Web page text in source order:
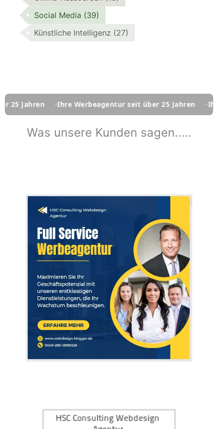
Social Media (39)
Künstliche Intelligenz (27)
Werbeagentur seit über 25 Jahren Ihre Werbeagentur
Was unsere Kunden sagen.....